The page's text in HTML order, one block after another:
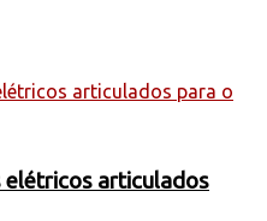
articulados